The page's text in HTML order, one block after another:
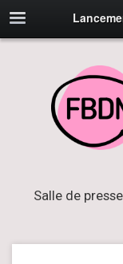
Salle de presse